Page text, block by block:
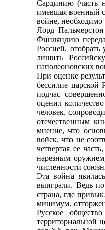
Сардинию (часть
имевшая военный
войне, необходимо
Лорд
Финляндию
Россией,
лишить
наполеоновских
При оценке
бессилие
подчас
оценил
человек,
отечественным
мнение, что
войск, что не
четвертая ее
нарезным
численности
Эта война
выиграли. Ведь
страна, где
минимум,
Русское
территориальной